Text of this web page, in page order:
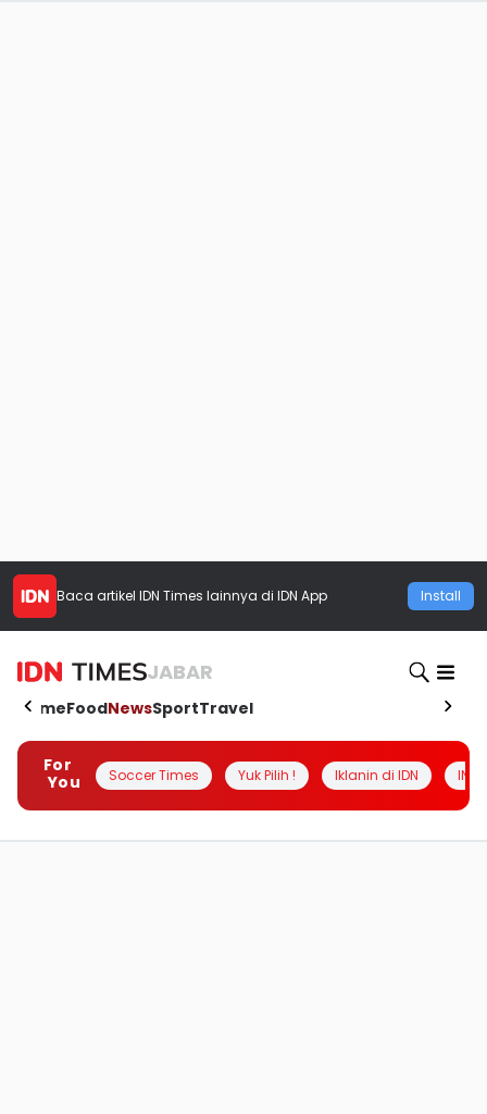
Baca artikel IDN Times lainnya di IDN App Install
JABAR
HomeFoodNewsSportTravel
For
You
Soccer Times Yuk Pilih ! Iklanin di IDN